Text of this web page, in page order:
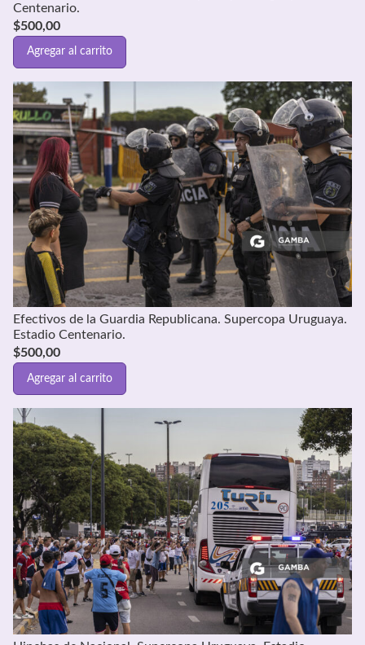
Centenario.
$500,00
Agregar al carrito
Efectivos de la Guardia Republicana. Supercopa Uruguaya.
Estadio Centenario.
$500,00
Agregar al carrito